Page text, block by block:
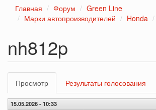
Главная Форум
Green Line
Марки автопроизводителей
Honda
nh812p
Главные
вкладки
Просмотр (активная
вкладка)
Результаты голосования
15.05.2026 - 10:33